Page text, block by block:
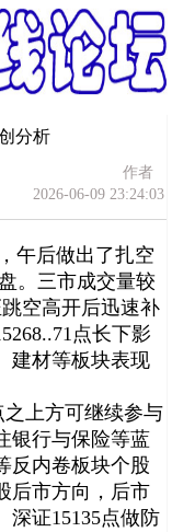
分析
作者
2026-06-09 23:24:03
后做出了扎空
。三市成交量较
空高开后迅速补
点长下影
建材等板块表现
之上方可继续参与
银行与保险等蓝
反内卷板块个股
后市方向 ，后市
深证15135点做防